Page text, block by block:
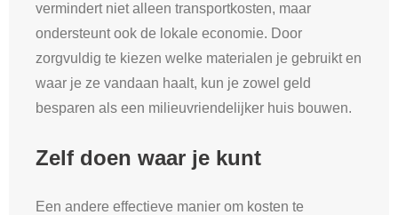
vermindert niet alleen transportkosten, maar
ondersteunt ook de lokale economie. Door
zorgvuldig te kiezen welke materialen je gebruikt en
waar je ze vandaan haalt, kun je zowel geld
besparen als een milieuvriendelijker huis bouwen.
Zelf doen waar je kunt
Een andere effectieve manier om kosten te